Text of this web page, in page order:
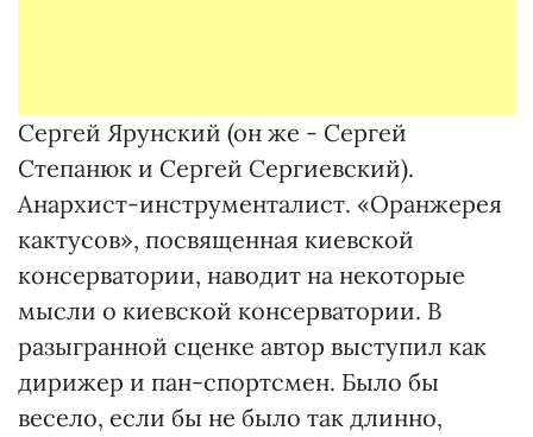
Сергей Ярунский (он же - Сергей
Степанюк и Сергей Сергиевский).
Анархист-инструменталист. «Оранжерея
кактусов», посвященная киевской
консерватории, наводит на некоторые
мысли о киевской консерватории. В
разыгранной сценке автор выступил как
дирижер и пан-спортсмен. Было бы
весело, если бы не было так длинно,